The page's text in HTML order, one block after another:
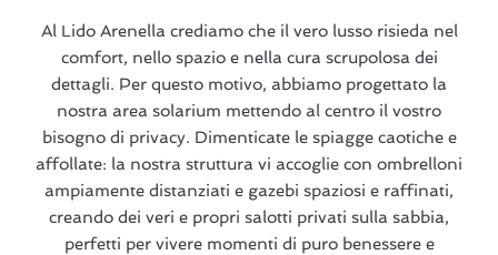
Al Lido Arenella crediamo che il vero lusso risieda nel
comfort, nello spazio e nella cura scrupolosa dei
dettagli. Per questo motivo, abbiamo progettato la
nostra area solarium mettendo al centro il vostro
bisogno di privacy. Dimenticate le spiagge caotiche e
affollate: la nostra struttura vi accoglie con ombrelloni
ampiamente distanziati e gazebi spaziosi e raffinati,
creando dei veri e propri salotti privati sulla sabbia,
perfetti per vivere momenti di puro benessere e